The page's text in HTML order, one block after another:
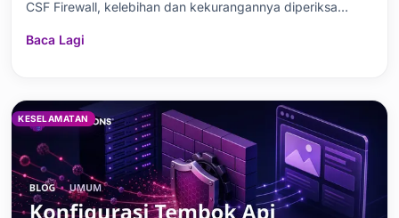
CSF Firewall, kelebihan dan kekurangannya diperiksa
dengan panduan pemasangan langkah demi langkah.
Baca Lagi
KESELAMATAN